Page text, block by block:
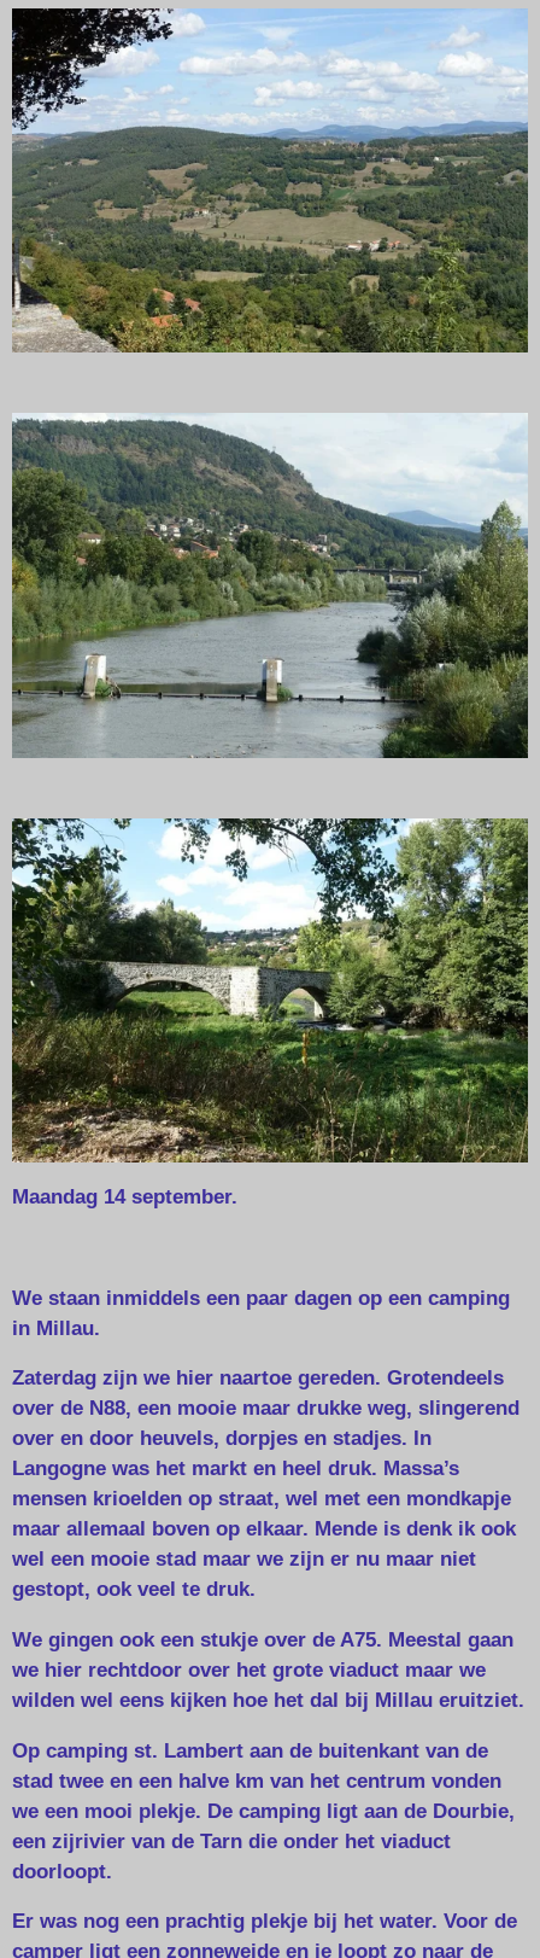
Maandag 14 september.
We staan inmiddels een paar dagen op een camping
in Millau.
Zaterdag zijn we hier naartoe gereden. Grotendeels
over de N88, een mooie maar drukke weg, slingerend
over en door heuvels, dorpjes en stadjes. In
Langogne was het markt en heel druk. Massa’s
mensen krioelden op straat, wel met een mondkapje
maar allemaal boven op elkaar. Mende is denk ik ook
wel een mooie stad maar we zijn er nu maar niet
gestopt, ook veel te druk.
We gingen ook een stukje over de A75. Meestal gaan
we hier rechtdoor over het grote viaduct maar we
wilden wel eens kijken hoe het dal bij Millau eruitziet.
Op camping st. Lambert aan de buitenkant van de
stad twee en een halve km van het centrum vonden
we een mooi plekje. De camping ligt aan de Dourbie,
een zijrivier van de Tarn die onder het viaduct
doorloopt.
Er was nog een prachtig plekje bij het water. Voor de
camper ligt een zonneweide en je loopt zo naar de